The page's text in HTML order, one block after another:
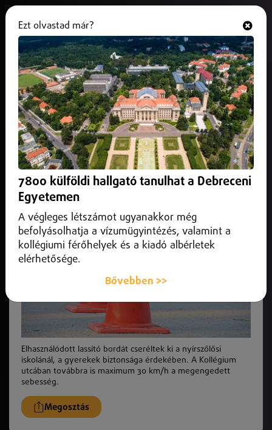
Elhasználódott lassító bordát
cseréltek ki a nyírszőlősi iskolánál
2025. február 06.Közlekedés infó
Elhasználódott lassító bordát cseréltek ki a nyírszőlősi
Elhasználódott lassító bordát cseréltek ki a nyírszőlősi
iskolánál, a gyerekek biztonsága érdekében. A Kollégium
utcában továbbra is maximum 30 km/h a megengedett
sebesség.
Megosztás
Ezt olvastad már?
7800 külföldi hallgató tanulhat a Debreceni
Egyetemen
A végleges létszámot ugyanakkor még
befolyásolhatja a vízumügyintézés, valamint a
kollégiumi férőhelyek és a kiadó albérletek
elérhetősége.
Bővebben >>